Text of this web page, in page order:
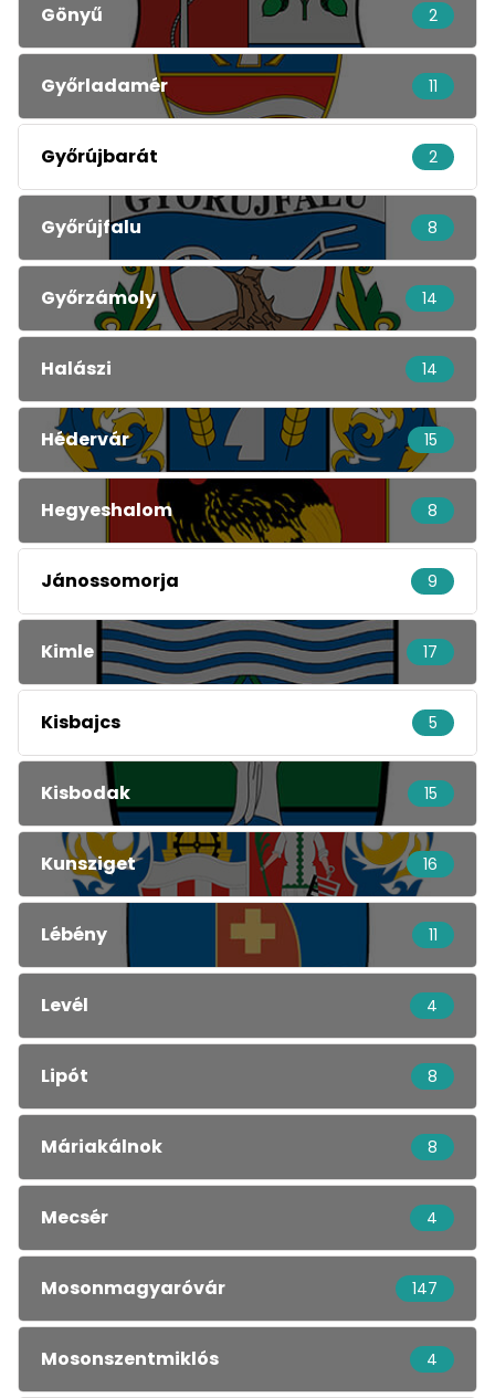
Gönyű 2
Győrladamér 11
Győrújbarát 2
Győrújfalu 8
Győrzámoly 14
Halászi 14
Hédervár 15
Hegyeshalom 8
Jánossomorja 9
Kimle 17
Kisbajcs 5
Kisbodak 15
Kunsziget 16
Lébény 11
Levél 4
Lipót 8
Máriakálnok 8
Mecsér 4
Mosonmagyaróvár 147
Mosonszentmiklós 4